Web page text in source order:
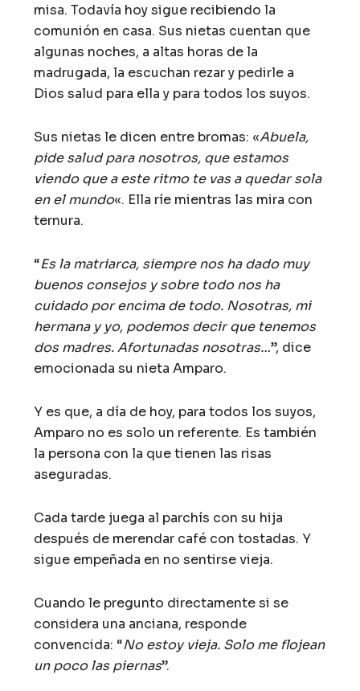
misa. Todavía hoy sigue recibiendo la
comunión en casa. Sus nietas cuentan que
algunas noches, a altas horas de la
madrugada, la escuchan rezar y pedirle a
Dios salud para ella y para todos los suyos.
Sus nietas le dicen entre bromas: «Abuela,
pide salud para nosotros, que estamos
viendo que a este ritmo te vas a quedar sola
en el mundo«. Ella ríe mientras las mira con
ternura.
“Es la matriarca, siempre nos ha dado muy
buenos consejos y sobre todo nos ha
cuidado por encima de todo. Nosotras, mi
hermana y yo, podemos decir que tenemos
dos madres. Afortunadas nosotras…”, dice
emocionada su nieta Amparo.
Y es que, a día de hoy, para todos los suyos,
Amparo no es solo un referente. Es también
la persona con la que tienen las risas
aseguradas.
Cada tarde juega al parchís con su hija
después de merendar café con tostadas. Y
sigue empeñada en no sentirse vieja.
Cuando le pregunto directamente si se
considera una anciana, responde
convencida: “No estoy vieja. Solo me flojean
un poco las piernas”.